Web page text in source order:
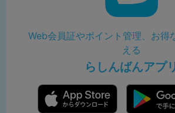
Web会員証やポイント管理、お得
える
らしんばんアプ